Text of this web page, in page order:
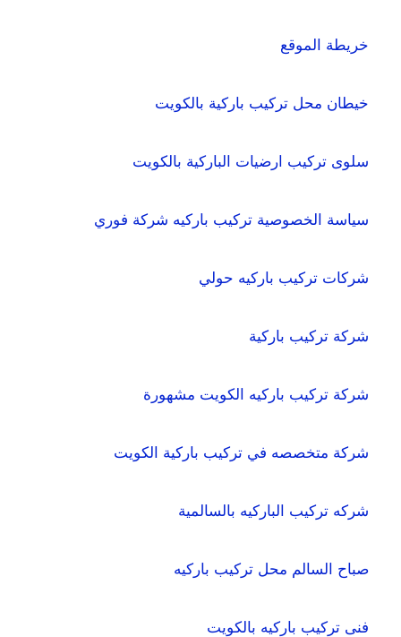
خريطة الموقع
خيطان محل تركيب باركية بالكويت
سلوى تركيب ارضيات الباركية بالكويت
سياسة الخصوصية تركيب باركيه شركة فوري
شركات تركيب باركيه حولي
شركة تركيب باركية
شركة تركيب باركيه الكويت مشهورة
شركة متخصصه في تركيب باركية الكويت
شركه تركيب الباركيه بالسالمية
صباح السالم محل تركيب باركيه
فنى تركيب باركيه بالكويت